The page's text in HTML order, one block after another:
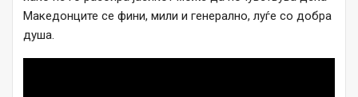
Македонците се фини, мили и генерално, луѓе со добра
душа.